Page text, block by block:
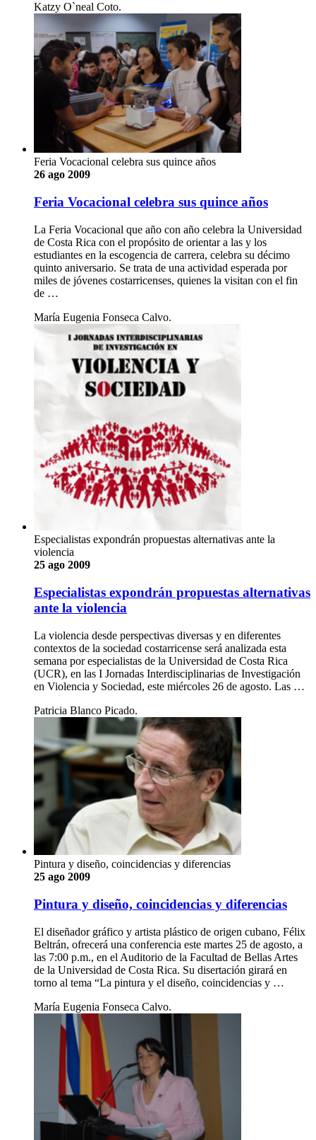
Katzy O`neal Coto.
Feria Vocacional celebra sus quince años
26 ago 2009
Feria Vocacional celebra sus quince años
La Feria Vocacional que año con año celebra la Universidad
de Costa Rica con el propósito de orientar a las y los
estudiantes en la escogencia de carrera, celebra su décimo
quinto aniversario. Se trata de una actividad esperada por
miles de jóvenes costarricenses, quienes la visitan con el fin
de …
María Eugenia Fonseca Calvo.
Especialistas expondrán propuestas alternativas ante la
violencia
25 ago 2009
Especialistas expondrán propuestas alternativas
ante la violencia
La violencia desde perspectivas diversas y en diferentes
contextos de la sociedad costarricense será analizada esta
semana por especialistas de la Universidad de Costa Rica
(UCR), en las I Jornadas Interdisciplinarias de Investigación
en Violencia y Sociedad, este miércoles 26 de agosto. Las …
Patricia Blanco Picado.
Pintura y diseño, coincidencias y diferencias
25 ago 2009
Pintura y diseño, coincidencias y diferencias
El diseñador gráfico y artista plástico de origen cubano, Félix
Beltrán, ofrecerá una conferencia este martes 25 de agosto, a
las 7:00 p.m., en el Auditorio de la Facultad de Bellas Artes
de la Universidad de Costa Rica. Su disertación girará en
torno al tema “La pintura y el diseño, coincidencias y …
María Eugenia Fonseca Calvo.